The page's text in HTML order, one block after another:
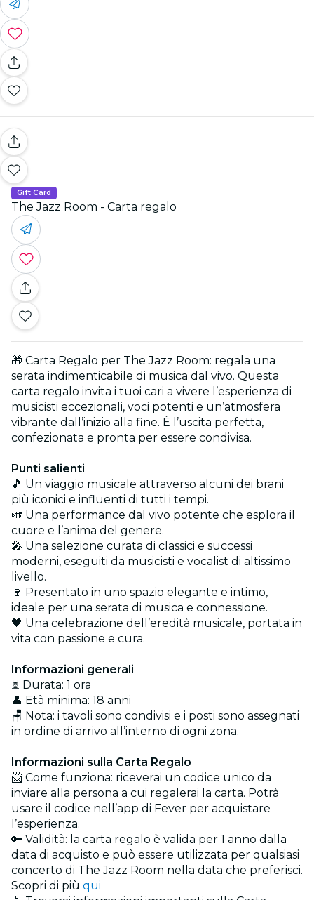
Gift Card
The Jazz Room - Carta regalo
🎁 Carta Regalo per The Jazz Room: regala una
serata indimenticabile di musica dal vivo. Questa
carta regalo invita i tuoi cari a vivere l’esperienza di
musicisti eccezionali, voci potenti e un’atmosfera
vibrante dall’inizio alla fine. È l’uscita perfetta,
confezionata e pronta per essere condivisa.
Punti salienti
🎵 Un viaggio musicale attraverso alcuni dei brani
più iconici e influenti di tutti i tempi.
🎺 Una performance dal vivo potente che esplora il
cuore e l’anima del genere.
🎤 Una selezione curata di classici e successi
moderni, eseguiti da musicisti e vocalist di altissimo
livello.
🍷 Presentato in uno spazio elegante e intimo,
ideale per una serata di musica e connessione.
🖤 Una celebrazione dell’eredità musicale, portata in
vita con passione e cura.
Informazioni generali
⏳ Durata: 1 ora
👤 Età minima: 18 anni
🪑 Nota: i tavoli sono condivisi e i posti sono assegnati
in ordine di arrivo all’interno di ogni zona.
Informazioni sulla Carta Regalo
📨 Come funziona: riceverai un codice unico da
inviare alla persona a cui regalerai la carta. Potrà
usare il codice nell’app di Fever per acquistare
l’esperienza.
🔑 Validità: la carta regalo è valida per 1 anno dalla
data di acquisto e può essere utilizzata per qualsiasi
concerto di The Jazz Room nella data che preferisci.
Scopri di più qui